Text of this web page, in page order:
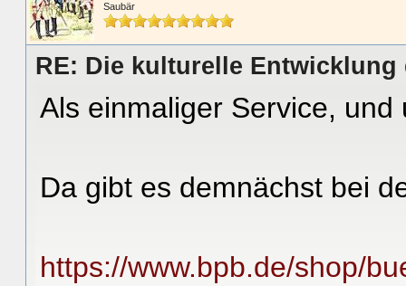
Saubär
RE: Die kulturelle Entwicklung
Als einmaliger Service,
Da gibt es demnächst bei
https://www.bpb.de/shop/